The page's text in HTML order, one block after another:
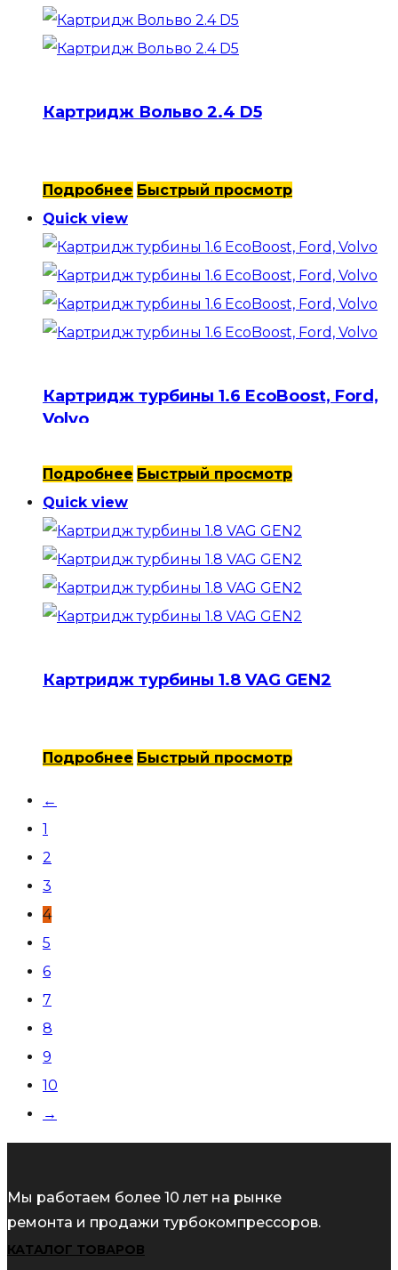
Картридж Вольво 2.4 D5
Подробнее Быстрый просмотр
Quick view
Картридж турбины 1.6 EcoBoost, Ford,
Volvo
Подробнее Быстрый просмотр
Quick view
Картридж турбины 1.8 VAG GEN2
Подробнее Быстрый просмотр
←
1
2
3
4
5
6
7
8
9
10
→
Мы работаем более 10 лет на рынке
ремонта и продажи турбокомпрессоров.
КАТАЛОГ ТОВАРОВ